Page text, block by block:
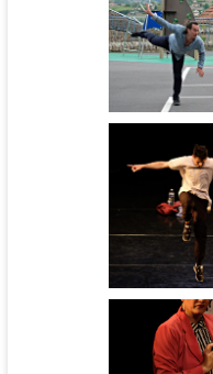
Coup
ville -